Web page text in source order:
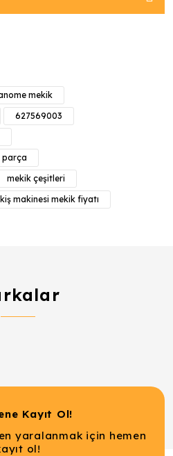
mekik
627569003
parça
mekik çeşitleri
makinesi mekik fiyatı
Kayıt Ol!
yaralanmak için hemen
ol!